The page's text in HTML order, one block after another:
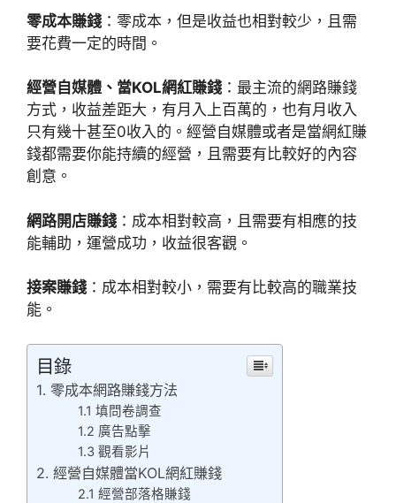
零成本賺錢 ：零成本，但是收益也相對較少，且需
要花費一定的時間。
經營自媒體、當KOL網紅賺錢 ：最主流的網路賺錢
方式，收益差距大，有月入上百萬的，也有月收入
只有幾十甚至0收入的。經營自媒體或者是當網紅賺
錢都需要你能持續的經營，且需要有比較好的內容
創意。
網路開店賺錢 ：成本相對較高，且需要有相應的技
能輔助，運營成功，收益很客觀。
接案賺錢 ：成本相對較小，需要有比較高的職業技
能。
目錄
1. 零成本網路賺錢方法
1.1 填問卷調查
1.2 廣告點擊
1.3 觀看影片
2. 經營自媒體當KOL網紅賺錢
2.1 經營部落格賺錢